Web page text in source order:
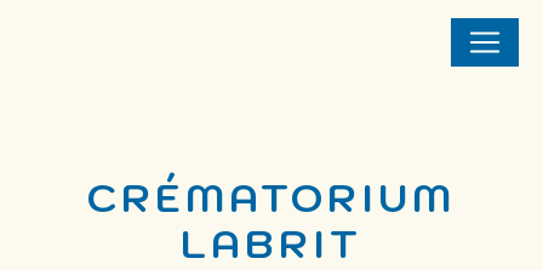
CRÉMATORIUM
LABRIT